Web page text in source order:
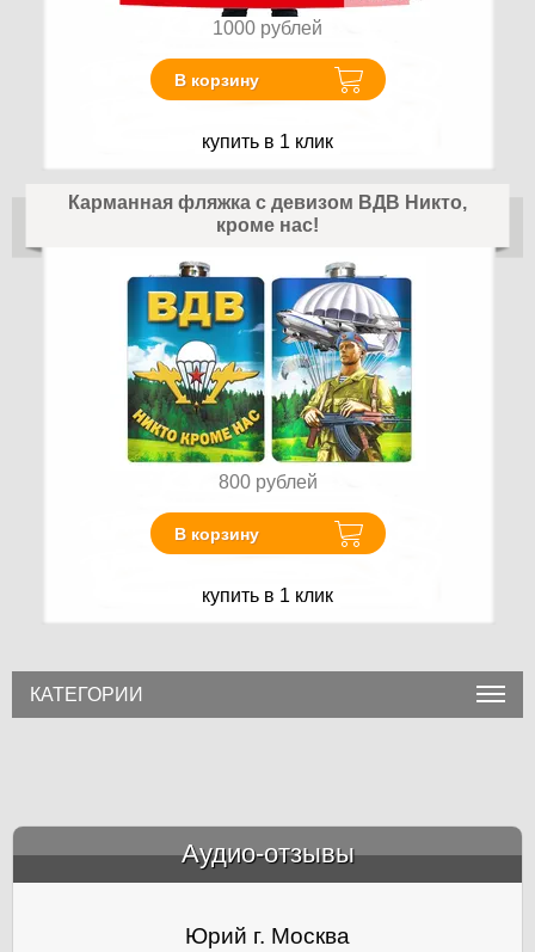
1000 рублей
В корзину
купить в 1 клик
Карманная фляжка с девизом ВДВ Никто,
кроме нас!
800 рублей
В корзину
купить в 1 клик
КАТЕГОРИИ
Аудио-отзывы
Юрий г. Москва